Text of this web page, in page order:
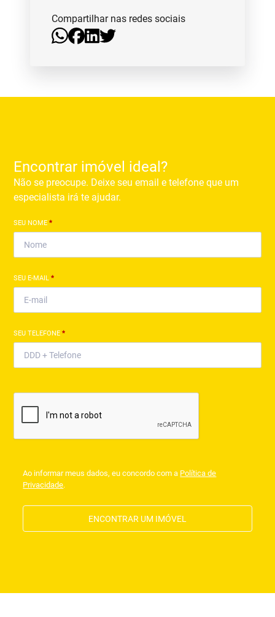
Compartilhar nas redes sociais
Encontrar imóvel ideal?
Não se preocupe. Deixe seu email e telefone que um
especialista irá te ajudar.
SEU NOME*
SEU E-MAIL*
SEU TELEFONE*
Ao informar meus dados, eu concordo com a Política de
Privacidade.
ENCONTRAR UM IMÓVEL